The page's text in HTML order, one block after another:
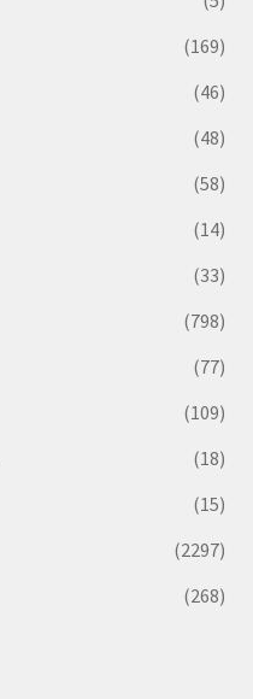
(169)
(46)
(48)
(58)
(14)
(33)
(798)
(77)
(109)
(18)
(15)
(2297)
(268)